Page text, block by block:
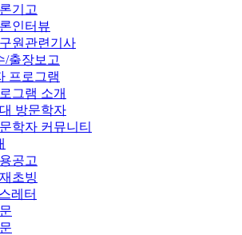
기고
인터뷰
원관련기사
/출장보고
프로그램
그램 소개
방문학자
학자 커뮤니티
공고
초빙
레터